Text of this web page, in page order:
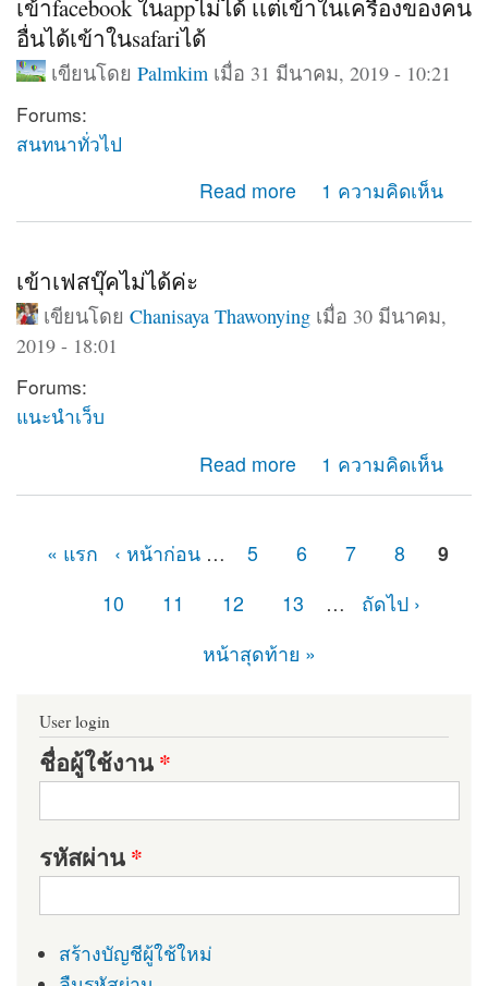
เข้าfacebook ในappไม่ได้ เเต่เข้าในเครื่องของคน
อื่นได้เข้าในsafariได้
เขียนโดย Palmkim เมื่อ 31 มีนาคม, 2019 - 10:21
Forums:
สนทนาทั่วไป
Read more
about เข้าfacebook ในappไม่ได้ เเต่เข้าในเครื่องของคน
อื่นได้เข้าในsafariได้
1 ความคิดเห็น
เข้าเฟสบุ๊คไม่ได้ค่ะ
เขียนโดย Chanisaya Thawonying เมื่อ 30 มีนาคม,
2019 - 18:01
Forums:
แนะนำเว็บ
Read more
about เข้าเฟสบุ๊คไม่ได้ค่ะ 1 ความคิดเห็น
« แรก ‹ หน้าก่อน … 5 6 7 8
9
10
11 12 13 …
ถัดไป ›
หน้าสุดท้าย »
User login
ชื่อผู้ใช้งาน*
รหัสผ่าน*
สร้างบัญชีผู้ใช้ใหม่